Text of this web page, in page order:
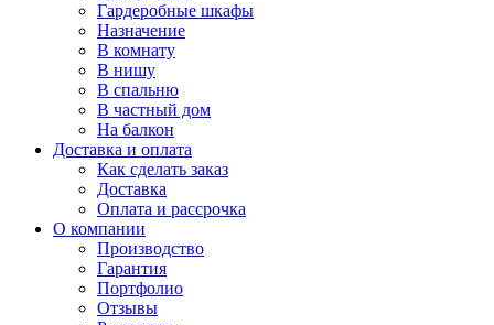
Гардеробные шкафы
Назначение
В комнату
В нишу
В спальню
В частный дом
На балкон
Доставка и оплата
Как сделать заказ
Доставка
Оплата и рассрочка
О компании
Производство
Гарантия
Портфолио
Отзывы